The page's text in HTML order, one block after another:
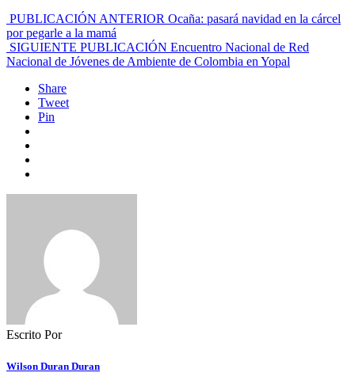
PUBLICACIÓN ANTERIOR Ocaña: pasará navidad en la cárcel
por pegarle a la mamá
SIGUIENTE PUBLICACIÓN Encuentro Nacional de Red
Nacional de Jóvenes de Ambiente de Colombia en Yopal
Share
Tweet
Pin
Escrito Por
Wilson Duran Duran